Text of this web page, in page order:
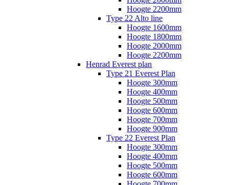
Hoogte 2200mm
Type 22 Alto line
Hoogte 1600mm
Hoogte 1800mm
Hoogte 2000mm
Hoogte 2200mm
Henrad Everest plan
Type 21 Everest Plan
Hoogte 300mm
Hoogte 400mm
Hoogte 500mm
Hoogte 600mm
Hoogte 700mm
Hoogte 900mm
Type 22 Everest Plan
Hoogte 300mm
Hoogte 400mm
Hoogte 500mm
Hoogte 600mm